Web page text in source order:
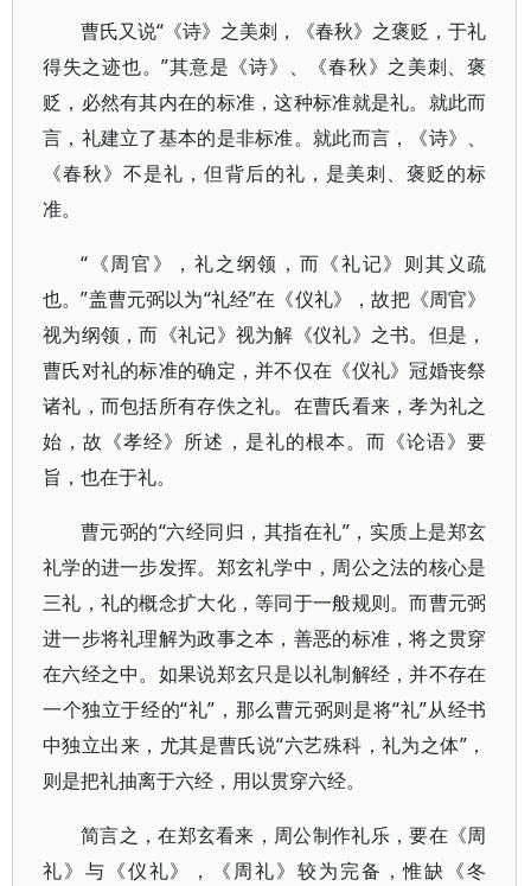
曹氏又说“《诗》之美刺，《春秋》之褒贬，于礼
得失之迹也。”其意是《诗》、《春秋》之美刺、褒
贬，必然有其内在的标准，这种标准就是礼。就此而
言，礼建立了基本的是非标准。就此而言，《诗》、
《春秋》不是礼，但背后的礼，是美刺、褒贬的标
准。
“《周官》，礼之纲领，而《礼记》则其义疏
也。”盖曹元弼以为“礼经”在《仪礼》，故把《周官》
视为纲领，而《礼记》视为解《仪礼》之书。但是，
曹氏对礼的标准的确定，并不仅在《仪礼》冠婚丧祭
诸礼，而包括所有存佚之礼。在曹氏看来，孝为礼之
始，故《孝经》所述，是礼的根本。而《论语》要
旨，也在于礼。
曹元弼的“六经同归，其指在礼”，实质上是郑玄
礼学的进一步发挥。郑玄礼学中，周公之法的核心是
三礼，礼的概念扩大化，等同于一般规则。而曹元弼
进一步将礼理解为政事之本，善恶的标准，将之贯穿
在六经之中。如果说郑玄只是以礼制解经，并不存在
一个独立于经的“礼”，那么曹元弼则是将“礼”从经书
中独立出来，尤其是曹氏说“六艺殊科，礼为之体”，
则是把礼抽离于六经，用以贯穿六经。
简言之，在郑玄看来，周公制作礼乐，要在《周
礼》与《仪礼》，《周礼》较为完备，惟缺《冬